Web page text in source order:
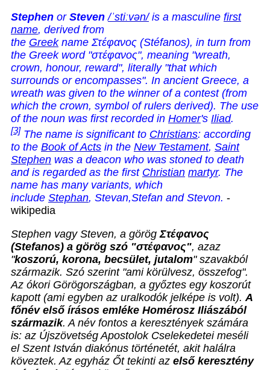
Stephen or Steven /ˈstiːvən/ is a masculine first
name, derived from
the Greek name Στέφανος (Stéfanos), in turn from
the Greek word "στέφανος", meaning "wreath,
crown, honour, reward", literally "that which
surrounds or encompasses". In ancient Greece, a
wreath was given to the winner of a contest (from
which the crown, symbol of rulers derived). The use
of the noun was first recorded in Homer's Iliad.
[3] The name is significant to Christians: according
to the Book of Acts in the New Testament, Saint
Stephen was a deacon who was stoned to death
and is regarded as the first Christian martyr. The
name has many variants, which
include Stephan, Stevan,Stefan and Stevon. -
wikipedia
Stephen vagy Steven, a görögΣτέφανος
(Stefanos) a görög szó "στέφανος", azaz
"koszorú, korona, becsület, jutalom" szavakból
származik. Szó szerint "ami körülvesz, összefog".
Az ókori Görögországban, a győztes egy koszorút
kapott (ami egyben az uralkodók jelképe is volt). A
főnév első írásos emléke Homérosz Iliászából
származik. A név fontos a keresztények számára
is: az Újszövetség Apostolok Cselekedetei meséli
el Szent István diakónus történetét, akit halálra
köveztek. Az egyház Őt tekinti az első keresztény